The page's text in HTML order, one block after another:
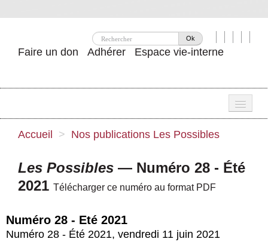
Ok
Faire un don Adhérer Espace vie-interne
Nos idées
Publications
Accueil > Nos publications Les Possibles
Les Possibles — Numéro 28 - Été
2021 Télécharger ce numéro au format PDF
Numéro 28 - Eté 2021
Numéro 28 - Été 2021, vendredi 11 juin 2021